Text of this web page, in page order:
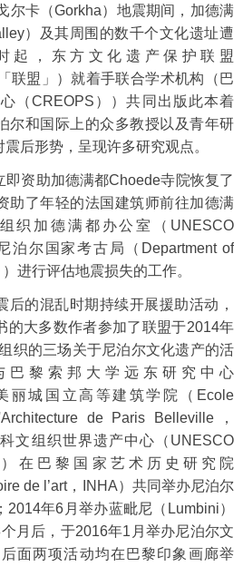
尔卡（Gorkha）地震期间，加德满
）及其周围的数千个文化遗址遭
起，东方文化遗产保护联盟
联盟」）就着手联合学术机构（巴
（CREOPS ））共同出版此本着
尔和国际上的众多教授以及青年研
后形势，呈现许多研究观点。
即资助加德满都Choede寺院恢复了
助了年轻的法国建筑师前往加德满
织加德满都办公室（ UNESCO
泊尔国家考古局（ Department of
）进行评估地震损失的工作。
后的混乱时期持续开展援助活动，
的大多数作者参加了联盟于2014年
织的三场关于尼泊尔文化遗产的活
巴黎索邦大学远东研究中心
丽城国立高等建筑学院（ Ecole
de Paris Belleville ，
文组织世界遗产中心（ UNESCO
）在巴黎国家艺术历史研究院
de l’art， INHA）共同举办尼泊尔
2014年6 月举办蓝毗尼（ Lumbini）
个月后，于2016年1 月举办尼泊尔文
面两项活动均在巴黎印象画廊举